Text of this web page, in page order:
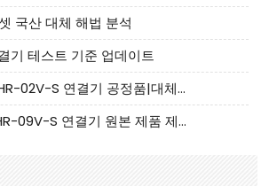
국산 대체 해법 분석
기 테스트 기준 업데이트
JST 연결기- JST NSHR-02V-S 연결기 공정품|대체품 제공
JST 연결기 - JST GHR-09V-S 연결기 원본 제품 제공 | 대체품 제공